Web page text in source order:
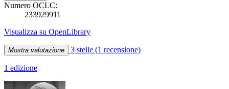
Numero OCLC:
233929911
Visualizza su OpenLibrary
Mostra valutazione 3 stelle (1 recensione)
1 edizione